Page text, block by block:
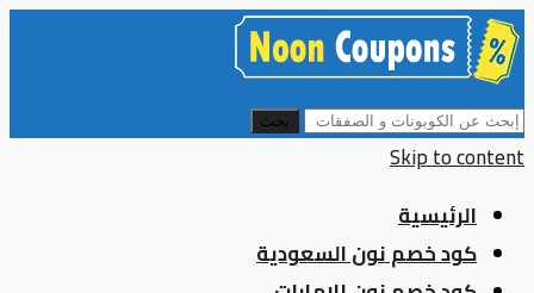
بحث
Skip to content
الرئيسية
كود خصم نون السعودية